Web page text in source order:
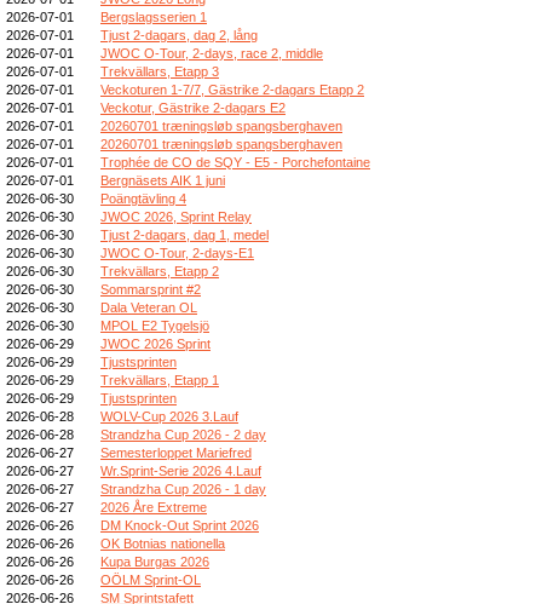
2026-07-01
Bergslagsserien 1
2026-07-01
Tjust 2-dagars, dag 2, lång
2026-07-01
JWOC O-Tour, 2-days, race 2, middle
2026-07-01
Trekvällars, Etapp 3
2026-07-01
Veckoturen 1-7/7, Gästrike 2-dagars Etapp 2
2026-07-01
Veckotur, Gästrike 2-dagars E2
2026-07-01
20260701 træningsløb spangsberghaven
2026-07-01
20260701 træningsløb spangsberghaven
2026-07-01
Trophée de CO de SQY - E5 - Porchefontaine
2026-07-01
Bergnäsets AIK 1 juni
2026-06-30
Poängtävling 4
2026-06-30
JWOC 2026, Sprint Relay
2026-06-30
Tjust 2-dagars, dag 1, medel
2026-06-30
JWOC O-Tour, 2-days-E1
2026-06-30
Trekvällars, Etapp 2
2026-06-30
Sommarsprint #2
2026-06-30
Dala Veteran OL
2026-06-30
MPOL E2 Tygelsjö
2026-06-29
JWOC 2026 Sprint
2026-06-29
Tjustsprinten
2026-06-29
Trekvällars, Etapp 1
2026-06-29
Tjustsprinten
2026-06-28
WOLV-Cup 2026 3.Lauf
2026-06-28
Strandzha Cup 2026 - 2 day
2026-06-27
Semesterloppet Mariefred
2026-06-27
Wr.Sprint-Serie 2026 4.Lauf
2026-06-27
Strandzha Cup 2026 - 1 day
2026-06-27
2026 Åre Extreme
2026-06-26
DM Knock-Out Sprint 2026
2026-06-26
OK Botnias nationella
2026-06-26
Kupa Burgas 2026
2026-06-26
OÖLM Sprint-OL
2026-06-26
SM Sprintstafett